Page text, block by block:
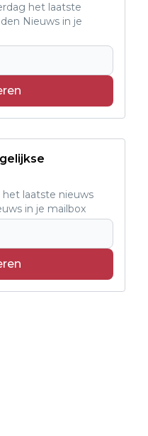
het laatste
Nieuws in je
het laatste nieuws
in je mailbox